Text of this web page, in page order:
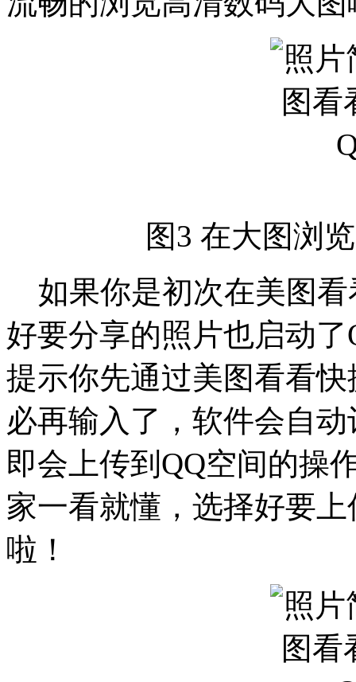
图3 在大图浏
如果你是初次在美图看
好要分享的照片也启动
提示你先通过美图看看
必再输入了，软件会自
即会上传到QQ空间的操
家一看就懂，选择好要
啦！